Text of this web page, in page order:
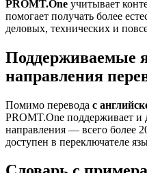
PROMT.One учитывает
помогает получать более
деловых, технических и
Поддерживаемые
направления
Помимо перевода с
PROMT.One поддерживает и
направления — всего более
доступен в переключателе